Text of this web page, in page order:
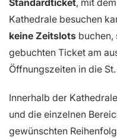
Kathedrale besuchen
keine Zeitslots buchen,
gebuchten Ticket am
Öffnungszeiten in die St.
Innerhalb der
und die einzelnen
gewünschten